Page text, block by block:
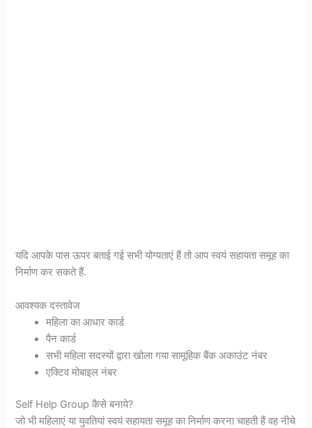
यदि आपके पास ऊपर बताई गई सभी योग्यताएं हैं तो आप स्वयं सहायता समूह का
निर्माण कर सकते हैं.
आवश्यक दस्तावेज
महिला का आधार कार्ड
पैन कार्ड
सभी महिला सदस्यों द्वारा खोला गया सामूहिक बैंक अकाउंट नंबर
एक्टिव मोबाइल नंबर
Self Help Group कैसे बनाये?
जो भी महिलाएं या युवतियां स्वयं सहायता समूह का निर्माण करना चाहती हैं वह नीचे